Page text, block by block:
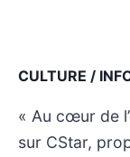
CULTURE /
« Au cœur de
sur CStar,